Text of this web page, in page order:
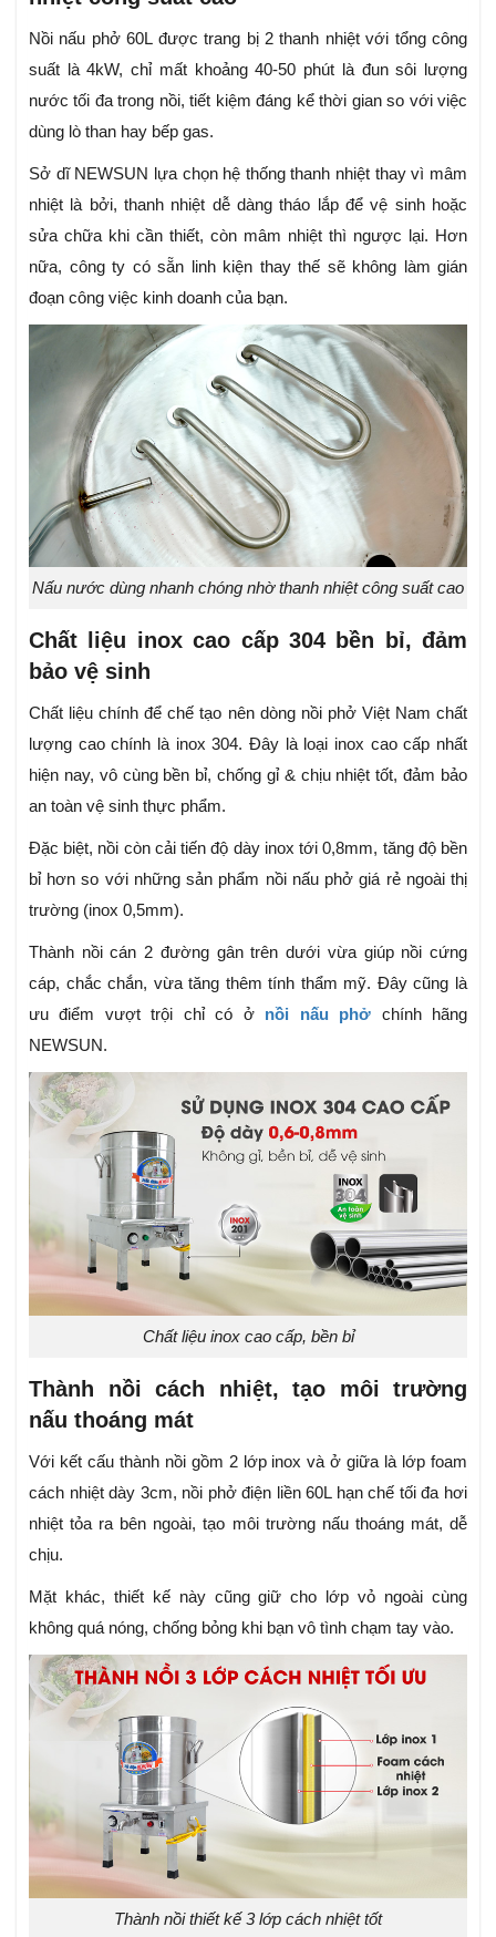
Nồi nấu phở 60L được trang bị 2 thanh nhiệt với tổng công
suất là 4kW, chỉ mất khoảng 40-50 phút là đun sôi lượng
nước tối đa trong nồi, tiết kiệm đáng kể thời gian so với việc
dùng lò than hay bếp gas.
Sở dĩ NEWSUN lựa chọn hệ thống thanh nhiệt thay vì mâm
nhiệt là bởi, thanh nhiệt dễ dàng tháo lắp để vệ sinh hoặc
sửa chữa khi cần thiết, còn mâm nhiệt thì ngược lại. Hơn
nữa, công ty có sẵn linh kiện thay thế sẽ không làm gián
đoạn công việc kinh doanh của bạn.
Nấu nước dùng nhanh chóng nhờ thanh nhiệt công suất cao
Chất liệu inox cao cấp 304 bền bỉ, đảm
bảo vệ sinh
Chất liệu chính để chế tạo nên dòng nồi phở Việt Nam chất
lượng cao chính là inox 304. Đây là loại inox cao cấp nhất
hiện nay, vô cùng bền bỉ, chống gỉ & chịu nhiệt tốt, đảm bảo
an toàn vệ sinh thực phẩm.
Đặc biệt, nồi còn cải tiến độ dày inox tới 0,8mm, tăng độ bền
bỉ hơn so với những sản phẩm nồi nấu phở giá rẻ ngoài thị
trường (inox 0,5mm).
Thành nồi cán 2 đường gân trên dưới vừa giúp nồi cứng
cáp, chắc chắn, vừa tăng thêm tính thẩm mỹ. Đây cũng là
ưu điểm vượt trội chỉ có ở nồi nấu phở chính hãng
NEWSUN.
Chất liệu inox cao cấp, bền bỉ
Thành nồi cách nhiệt, tạo môi trường
nấu thoáng mát
Với kết cấu thành nồi gồm 2 lớp inox và ở giữa là lớp foam
cách nhiệt dày 3cm, nồi phở điện liền 60L hạn chế tối đa hơi
nhiệt tỏa ra bên ngoài, tạo môi trường nấu thoáng mát, dễ
chịu.
Mặt khác, thiết kế này cũng giữ cho lớp vỏ ngoài cùng
không quá nóng, chống bỏng khi bạn vô tình chạm tay vào.
Thành nồi thiết kế 3 lớp cách nhiệt tốt